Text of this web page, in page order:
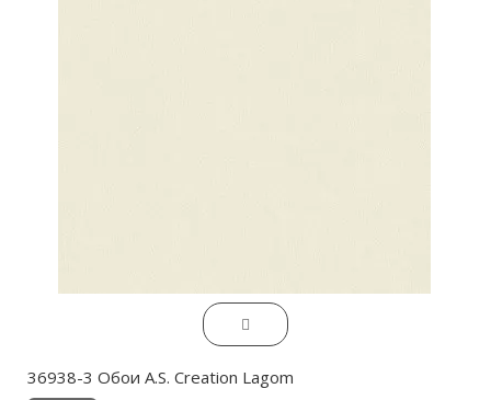
36938-3 Обои A.S. Creation Lagom